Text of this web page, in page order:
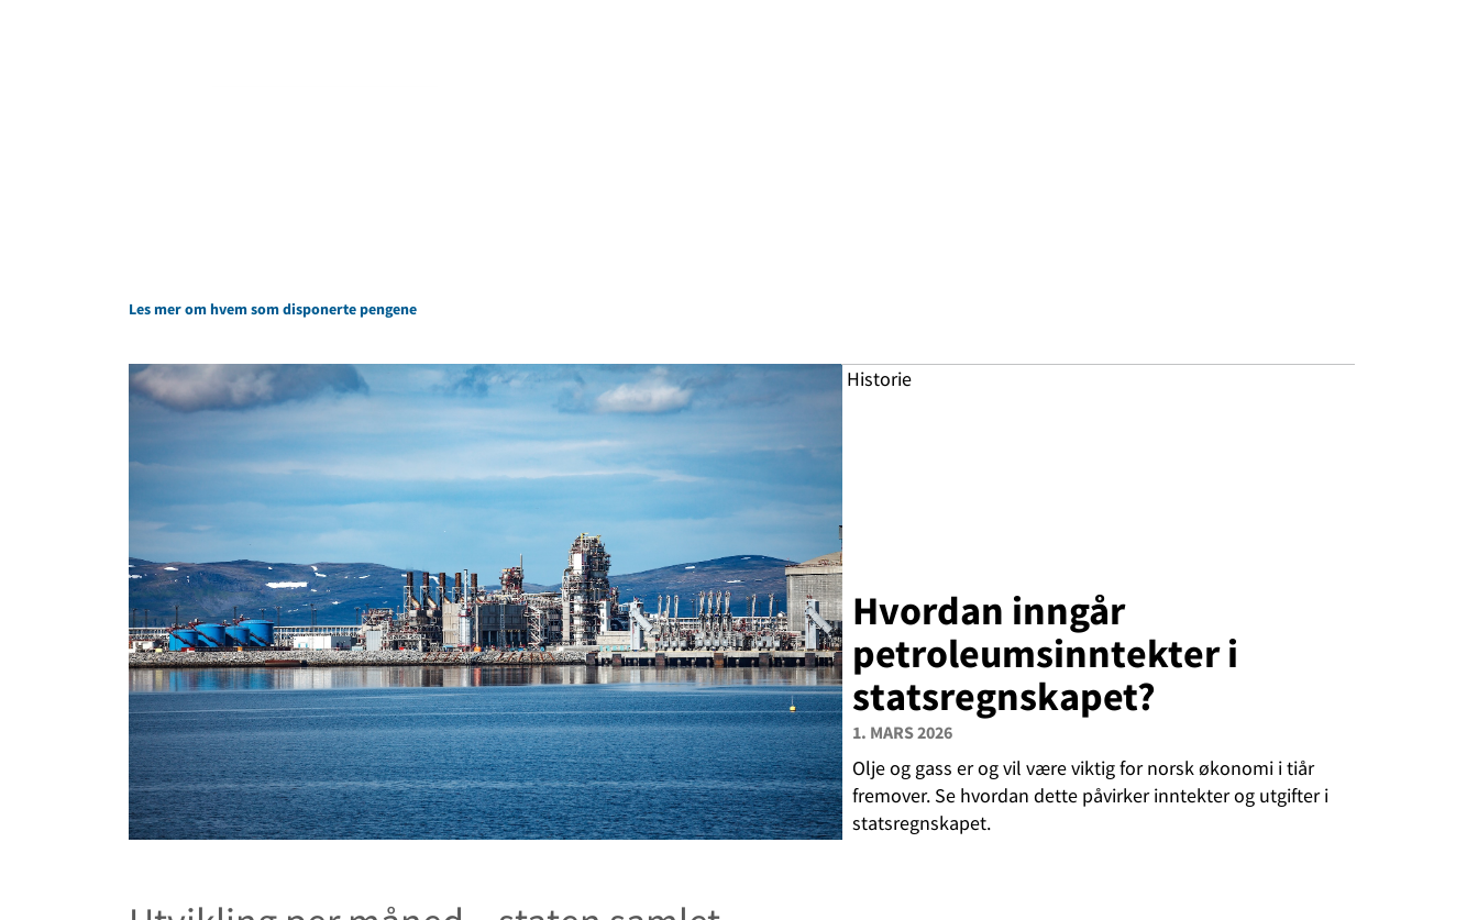
Les mer om hvem som disponerte pengene
Historie
Hvordan inngår
petroleumsinntekter i
statsregnskapet?
1. MARS 2026
Olje og gass er og vil være viktig for norsk økonomi i tiår
fremover. Se hvordan dette påvirker inntekter og utgifter i
statsregnskapet.